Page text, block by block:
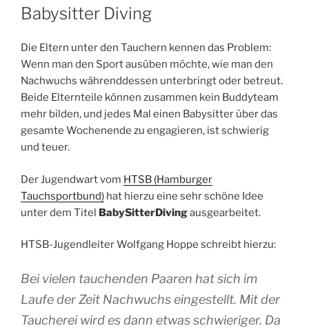
AM
Babysitter Diving
Die Eltern unter den Tauchern kennen das Problem:
Wenn man den Sport ausüben möchte, wie man den
Nachwuchs währenddessen unterbringt oder betreut.
Beide Elternteile können zusammen kein Buddyteam
mehr bilden, und jedes Mal einen Babysitter über das
gesamte Wochenende zu engagieren, ist schwierig
und teuer.
Der Jugendwart vom HTSB (Hamburger
Tauchsportbund) hat hierzu eine sehr schöne Idee
unter dem Titel BabySitterDivingausgearbeitet.
HTSB-Jugendleiter Wolfgang Hoppe schreibt hierzu:
Bei vielen tauchenden Paaren hat sich im
Laufe der Zeit Nachwuchs eingestellt. Mit der
Taucherei wird es dann etwas schwieriger. Da